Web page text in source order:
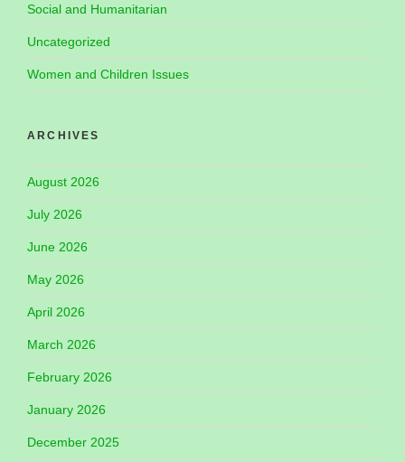
Social and Humanitarian
Uncategorized
Women and Children Issues
ARCHIVES
August 2026
July 2026
June 2026
May 2026
April 2026
March 2026
February 2026
January 2026
December 2025